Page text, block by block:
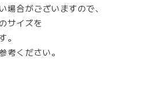
場合がございますので、
サイズを
。
ください。